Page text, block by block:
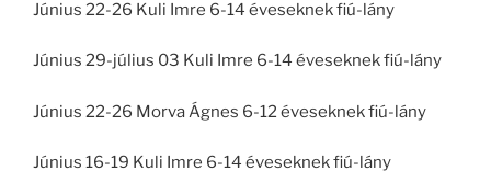
Június 22-26 Kuli Imre 6-14 éveseknek fiú-lány
Június 29-július 03 Kuli Imre 6-14 éveseknek fiú-lány
Június 22-26 Morva Ágnes 6-12 éveseknek fiú-lány
Június 16-19 Kuli Imre 6-14 éveseknek fiú-lány